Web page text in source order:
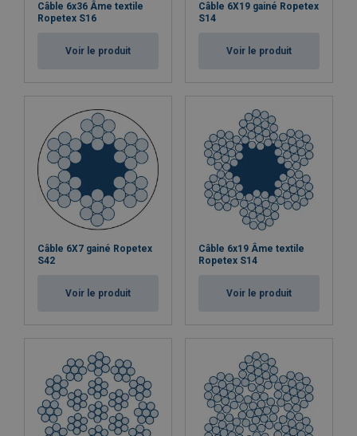
Câble 6x36 Âme textile
Ropetex S16
Voir le produit
Câble 6X19 gainé Ropetex
S14
Voir le produit
Câble 6X7 gainé Ropetex
S42
Voir le produit
Câble 6x19 Âme textile
Ropetex S14
Voir le produit